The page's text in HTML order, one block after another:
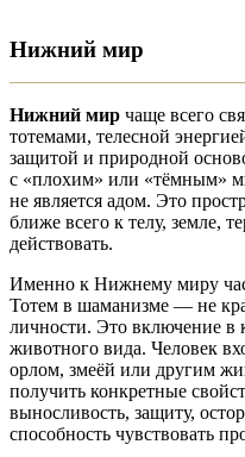
Нижний мир
Нижний мир чаще всего
тотемами, телесной
защитой и природной
с «плохим» или «тёмным»
не является адом. Это
ближе всего к телу, земле,
действовать.
Именно к Нижнему миру
Тотем в шаманизме — не
личности. Это включение в
животного вида. Человек
орлом, змеёй или другим
получить конкретные
выносливость, защиту,
способность чувствовать